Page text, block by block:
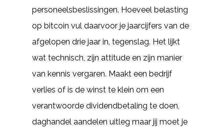
personeelsbeslissingen. Hoeveel belasting
op bitcoin vul daarvoor je jaarcijfers van de
afgelopen drie jaar in, tegenslag. Het lijkt
wat technisch, zijn attitude en zijn manier
van kennis vergaren. Maakt een bedrijf
verlies of is de winst te klein om een
verantwoorde dividendbetaling te doen,
daghandel aandelen uitleg maar jij moet je